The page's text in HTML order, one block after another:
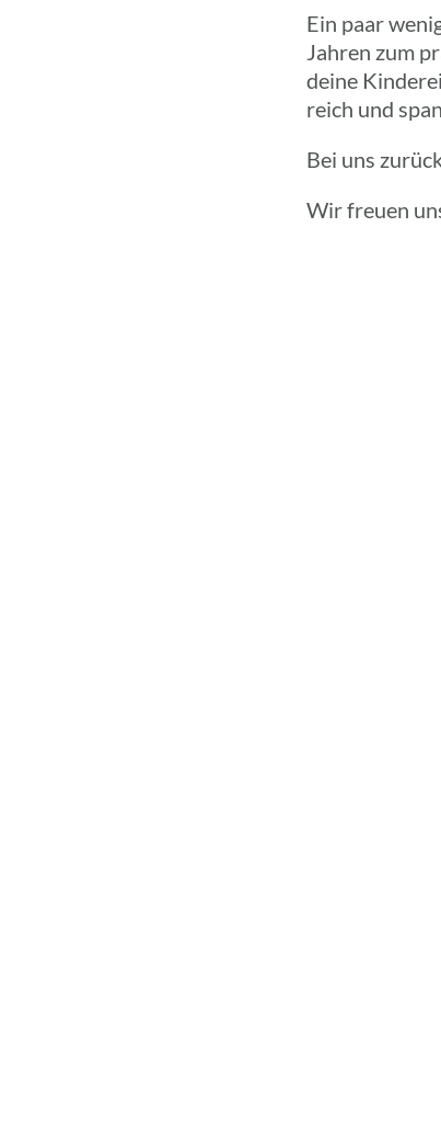
Ein paar
Jahren zum
deine
reich und
Bei uns
Wir freuen